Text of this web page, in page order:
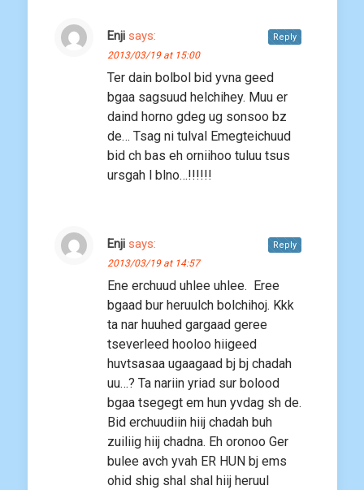
Enji says:
2013/03/19 at 15:00
Ter dain bolbol bid yvna geed
bgaa sagsuud helchihey. Muu er
daind horno gdeg ug sonsoo bz
de… Tsag ni tulval Emegteichuud
bid ch bas eh orniihoo tuluu tsus
ursgah l blno…!!!!!!
Reply
Enji says:
2013/03/19 at 14:57
Ene erchuud uhlee uhlee. Eree
bgaad bur heruulch bolchihoj. Kkk
ta nar huuhed gargaad geree
tseverleed hooloo hiigeed
huvtsasaa ugaagaad bj bj chadah
uu…? Ta nariin yriad sur bolood
bgaa tsegegt em hun yvdag sh de.
Bid erchuudiin hiij chadah buh
zuiliig hiij chadna. Eh oronoo Ger
bulee avch yvah ER HUN bj ems
ohid shig shal shal hiij heruul
Reply